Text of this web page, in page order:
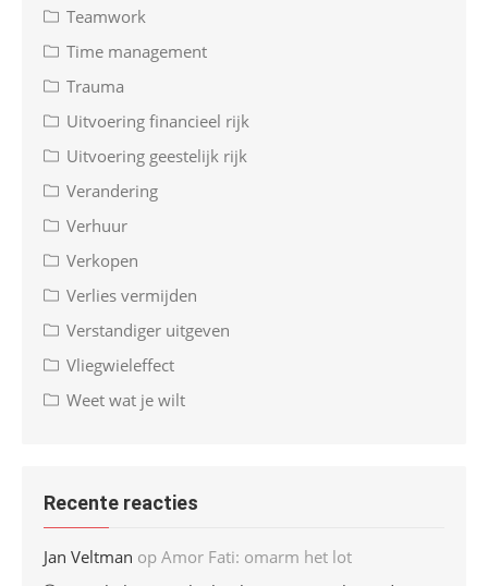
Teamwork
Time management
Trauma
Uitvoering financieel rijk
Uitvoering geestelijk rijk
Verandering
Verhuur
Verkopen
Verlies vermijden
Verstandiger uitgeven
Vliegwieleffect
Weet wat je wilt
Recente reacties
Jan Veltman op Amor Fati: omarm het lot